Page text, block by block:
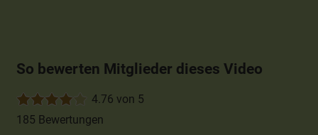
So bewerten Mitglieder dieses Video
4.76 von 5
185 Bewertungen